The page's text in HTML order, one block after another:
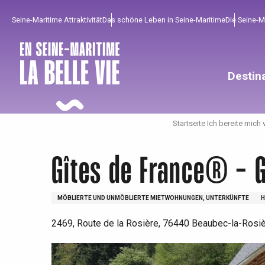
principal
Seine-Maritime AttraktivitätDas schöne Leben in Seine-MaritimeDie Seine-
Um zu profitieren
Unumgänglich
Gut aus der Heimat !
Startseite Ich bereite mich
Gîtes de France® -
MÖBLIERTE UND UNMÖBLIERTE MIETWOHNUNGEN, UNTERKÜNFTE
2469, Route de la Rosière, 76440 Beaubec-la-